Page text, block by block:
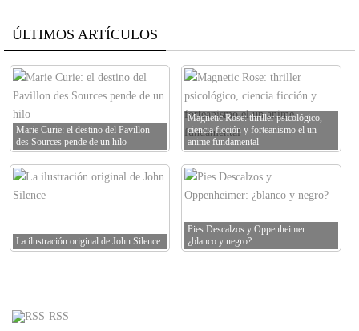
ÚLTIMOS ARTÍCULOS
Marie Curie: el destino del Pavillon
des Sources pende de un hilo
Magnetic Rose: thriller psicológico,
ciencia ficción y forteanismo el un
anime fundamental
La ilustración original de John Silence
Pies Descalzos y Oppenheimer:
¿blanco y negro?
RSS